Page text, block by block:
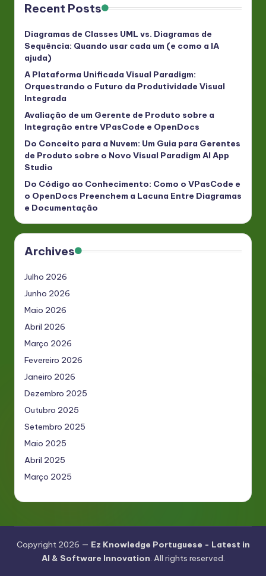
Recent Posts
Diagramas de Classes UML vs. Diagramas de
Sequência: Quando usar cada um (e como a IA
ajuda)
A Plataforma Unificada Visual Paradigm:
Orquestrando o Futuro da Produtividade Visual
Integrada
Avaliação de um Gerente de Produto sobre a
Integração entre VPasCode e OpenDocs
Do Conceito para a Nuvem: Um Guia para Gerentes
de Produto sobre o Novo Visual Paradigm AI App
Studio
Do Código ao Conhecimento: Como o VPasCode e
o OpenDocs Preenchem a Lacuna Entre Diagramas
e Documentação
Archives
Julho 2026
Junho 2026
Maio 2026
Abril 2026
Março 2026
Fevereiro 2026
Janeiro 2026
Dezembro 2025
Outubro 2025
Setembro 2025
Maio 2025
Abril 2025
Março 2025
Copyright 2026 — Ez Knowledge Portuguese - Latest in
AI & Software Innovation. All rights reserved.